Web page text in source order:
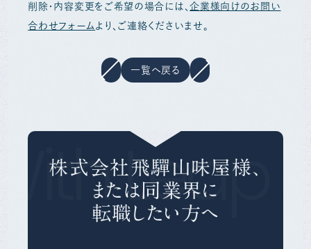
削除・内容変更をご希望の場合には、企業様向けのお問い
合わせフォーム より、ご連絡くださいませ。
一覧へ戻る
Leap
株式会社飛驒山味屋様、
または同業界に
転職したい方へ